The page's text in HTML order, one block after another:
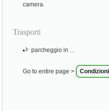
camera.
Trasporti
parcheggio in ...
Go to entire page > Condizioni